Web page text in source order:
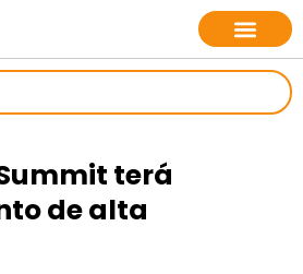
terá
de alta